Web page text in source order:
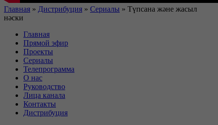
Главная » Дистрибуция » Сериалы » Түпсана және жасыл
нәски
Главная
Прямой эфир
Проекты
Сериалы
Телепрограмма
О нас
Руководство
Лица канала
Контакты
Дистрибуция